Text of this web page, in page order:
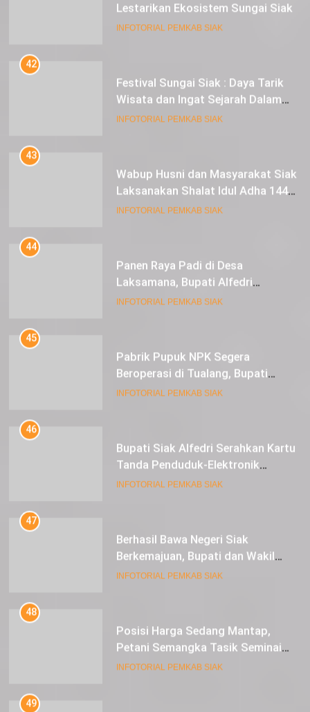
Lestarikan Ekosistem Sungai Siak
INFOTORIAL PEMKAB SIAK
42
Festival Sungai Siak : Daya Tarik
Wisata dan Ingat Sejarah Dalam
Lestarikan Peradaban
INFOTORIAL PEMKAB SIAK
43
Wabup Husni dan Masyarakat Siak
Laksanakan Shalat Idul Adha 1445
Hijriah di Lapangan Tugu Siak
INFOTORIAL PEMKAB SIAK
44
Panen Raya Padi di Desa
Laksamana, Bupati Alfedri
Serahkan 16 Unit Mesin Pompa Air
INFOTORIAL PEMKAB SIAK
45
Pabrik Pupuk NPK Segera
Beroperasi di Tualang, Bupati
Alfedri Investasi ini Tingkatkan
INFOTORIAL PEMKAB SIAK
46
Bupati Siak Alfedri Serahkan Kartu
Tanda Penduduk-Elektronik
Kepada Pelajar SMK 1 Koto Gasib
INFOTORIAL PEMKAB SIAK
47
Berhasil Bawa Negeri Siak
Berkemajuan, Bupati dan Wakil
Bupati Siak Terima Gelar Adat
INFOTORIAL PEMKAB SIAK
48
Posisi Harga Sedang Mantap,
Petani Semangka Tasik Seminai
Raup Untung
INFOTORIAL PEMKAB SIAK
49